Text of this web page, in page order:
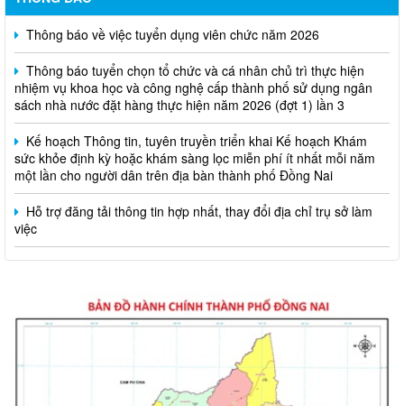
Thông báo về việc tuyển dụng viên chức năm 2026
Thông báo tuyển chọn tổ chức và cá nhân chủ trì thực hiện
nhiệm vụ khoa học và công nghệ cấp thành phố sử dụng ngân
sách nhà nước đặt hàng thực hiện năm 2026 (đợt 1) lần 3
Kế hoạch Thông tin, tuyên truyền triển khai Kế hoạch Khám
sức khỏe định kỳ hoặc khám sàng lọc miễn phí ít nhất mỗi năm
một lần cho người dân trên địa bàn thành phố Đồng Nai
Hỗ trợ đăng tải thông tin hợp nhất, thay đổi địa chỉ trụ sở làm
Công khai thông tin vi phạm pháp luật trong lĩnh vực đất đai, tại